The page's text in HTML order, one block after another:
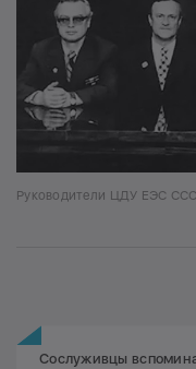
Руководители ЦДУ ЕЭС
Сослуживцы